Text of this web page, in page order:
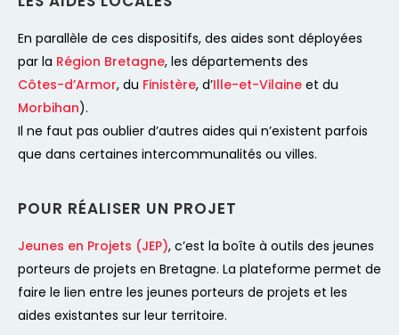
En parallèle de ces dispositifs, des aides sont déployées
par la Région Bretagne, les départements des
Côtes-d’Armor, du Finistère, d’Ille-et-Vilaine et du
Morbihan).
Il ne faut pas oublier d’autres aides qui n’existent parfois
que dans certaines intercommunalités ou villes.
POUR RÉALISER UN PROJET
Jeunes en Projets (JEP), c’est la boîte à outils des jeunes
porteurs de projets en Bretagne. La plateforme permet de
faire le lien entre les jeunes porteurs de projets et les
aides existantes sur leur territoire.